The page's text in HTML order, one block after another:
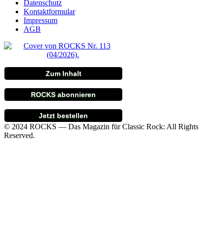
Datenschutz
Kontaktformular
Impressum
AGB
Zum Inhalt
ROCKS abonnieren
Jetzt bestellen
© 2024 ROCKS — Das Magazin für Classic Rock: All Rights
Reserved.